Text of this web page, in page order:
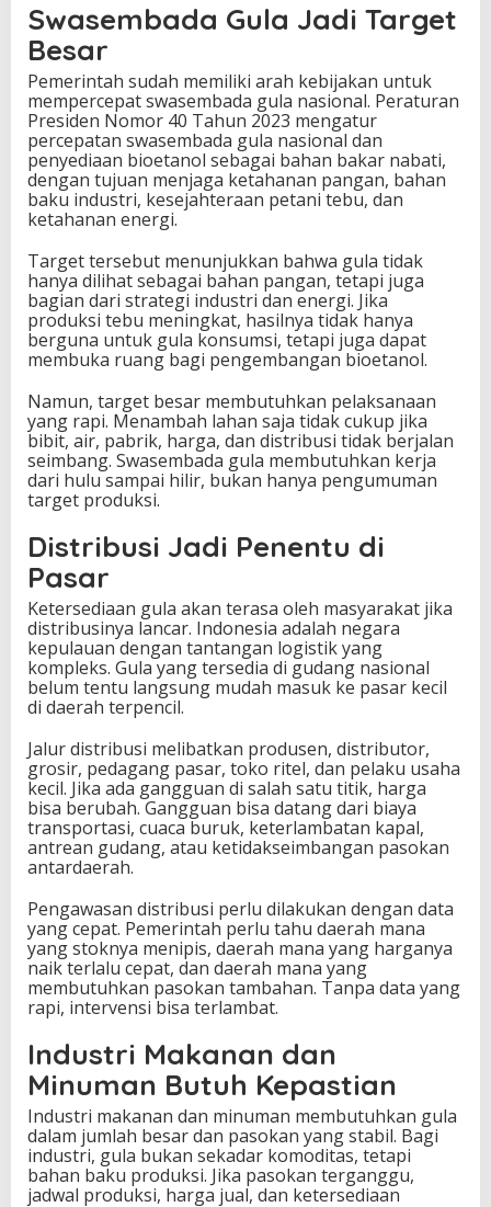
Swasembada Gula Jadi Target
Besar
Pemerintah sudah memiliki arah kebijakan untuk
mempercepat swasembada gula nasional. Peraturan
Presiden Nomor 40 Tahun 2023 mengatur
percepatan swasembada gula nasional dan
penyediaan bioetanol sebagai bahan bakar nabati,
dengan tujuan menjaga ketahanan pangan, bahan
baku industri, kesejahteraan petani tebu, dan
ketahanan energi.
Target tersebut menunjukkan bahwa gula tidak
hanya dilihat sebagai bahan pangan, tetapi juga
bagian dari strategi industri dan energi. Jika
produksi tebu meningkat, hasilnya tidak hanya
berguna untuk gula konsumsi, tetapi juga dapat
membuka ruang bagi pengembangan bioetanol.
Namun, target besar membutuhkan pelaksanaan
yang rapi. Menambah lahan saja tidak cukup jika
bibit, air, pabrik, harga, dan distribusi tidak berjalan
seimbang. Swasembada gula membutuhkan kerja
dari hulu sampai hilir, bukan hanya pengumuman
target produksi.
Distribusi Jadi Penentu di
Pasar
Ketersediaan gula akan terasa oleh masyarakat jika
distribusinya lancar. Indonesia adalah negara
kepulauan dengan tantangan logistik yang
kompleks. Gula yang tersedia di gudang nasional
belum tentu langsung mudah masuk ke pasar kecil
di daerah terpencil.
Jalur distribusi melibatkan produsen, distributor,
grosir, pedagang pasar, toko ritel, dan pelaku usaha
kecil. Jika ada gangguan di salah satu titik, harga
bisa berubah. Gangguan bisa datang dari biaya
transportasi, cuaca buruk, keterlambatan kapal,
antrean gudang, atau ketidakseimbangan pasokan
antardaerah.
Pengawasan distribusi perlu dilakukan dengan data
yang cepat. Pemerintah perlu tahu daerah mana
yang stoknya menipis, daerah mana yang harganya
naik terlalu cepat, dan daerah mana yang
membutuhkan pasokan tambahan. Tanpa data yang
rapi, intervensi bisa terlambat.
Industri Makanan dan
Minuman Butuh Kepastian
Industri makanan dan minuman membutuhkan gula
dalam jumlah besar dan pasokan yang stabil. Bagi
industri, gula bukan sekadar komoditas, tetapi
bahan baku produksi. Jika pasokan terganggu,
jadwal produksi, harga jual, dan ketersediaan